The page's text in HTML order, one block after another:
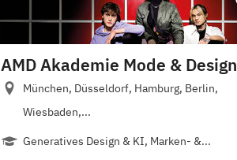
AMD Akademie Mode & Design
München, Düsseldorf, Hamburg, Berlin,
Wiesbaden,...
Generatives Design & KI, Marken- &...